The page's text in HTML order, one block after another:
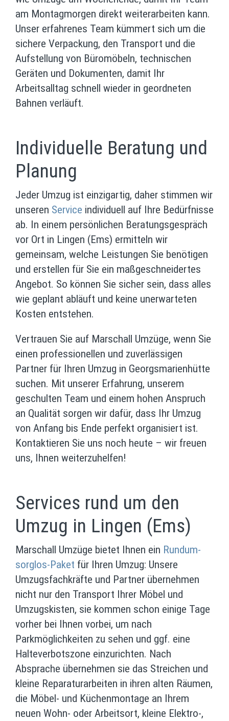
am Montagmorgen direkt weiterarbeiten kann.
Unser erfahrenes Team kümmert sich um die
sichere Verpackung, den Transport und die
Aufstellung von Büromöbeln, technischen
Geräten und Dokumenten, damit Ihr
Arbeitsalltag schnell wieder in geordneten
Bahnen verläuft.
Individuelle Beratung und
Planung
Jeder Umzug ist einzigartig, daher stimmen wir
unseren Service individuell auf Ihre Bedürfnisse
ab. In einem persönlichen Beratungsgespräch
vor Ort in Lingen (Ems) ermitteln wir
gemeinsam, welche Leistungen Sie benötigen
und erstellen für Sie ein maßgeschneidertes
Angebot. So können Sie sicher sein, dass alles
wie geplant abläuft und keine unerwarteten
Kosten entstehen.
Vertrauen Sie auf Marschall Umzüge, wenn Sie
einen professionellen und zuverlässigen
Partner für Ihren Umzug in Georgsmarienhütte
suchen. Mit unserer Erfahrung, unserem
geschulten Team und einem hohen Anspruch
an Qualität sorgen wir dafür, dass Ihr Umzug
von Anfang bis Ende perfekt organisiert ist.
Kontaktieren Sie uns noch heute – wir freuen
uns, Ihnen weiterzuhelfen!
Services rund um den
Umzug in Lingen (Ems)
Marschall Umzüge bietet Ihnen ein Rundum-
sorglos-Paket für Ihren Umzug: Unsere
Umzugsfachkräfte und Partner übernehmen
nicht nur den Transport Ihrer Möbel und
Umzugskisten, sie kommen schon einige Tage
vorher bei Ihnen vorbei, um nach
Parkmöglichkeiten zu sehen und ggf. eine
Halteverbotszone einzurichten. Nach
Absprache übernehmen sie das Streichen und
kleine Reparaturarbeiten in ihren alten Räumen,
die Möbel- und Küchenmontage an Ihrem
neuen Wohn- oder Arbeitsort, kleine Elektro-,